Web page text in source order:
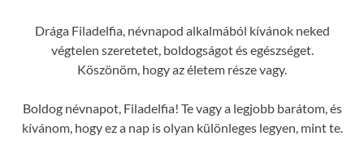
Drága Filadelfia, névnapod alkalmából kívánok neked
végtelen szeretetet, boldogságot és egészséget.
Köszönöm, hogy az életem része vagy.
Boldog névnapot, Filadelfia! Te vagy a legjobb barátom, és
kívánom, hogy ez a nap is olyan különleges legyen, mint te.